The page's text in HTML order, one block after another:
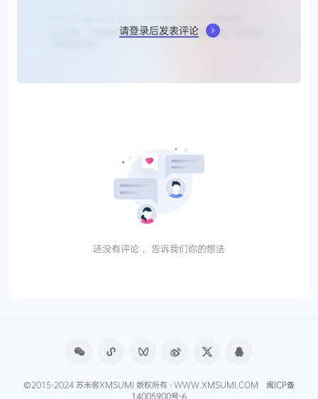
请登录后发表评论
还没有评论， 告诉我们你的想法
©2015-2024 苏米客XMSUMI 版权所有 · WWW.XMSUMI.COM 闽ICP备
14005900号-6